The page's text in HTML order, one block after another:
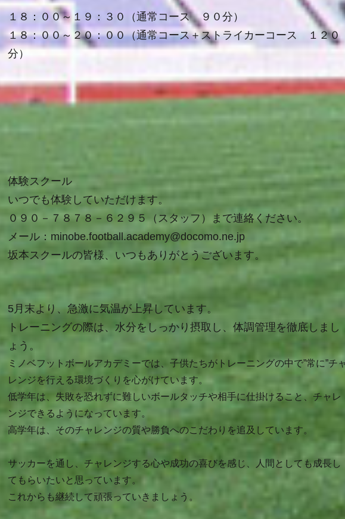
１８：００～１９：３０（通常コース ９０分）
１８：００～２０：００（通常コース＋ストライカーコース １２０
分）
体験スクール
いつでも体験していただけます。
０９０－７８７８－６２９５（スタッフ）まで連絡ください。
メール： minobe.football.academy@docomo.ne.jp
坂本スクールの皆様、いつもありがとうございます。
5月末より、急激に気温が上昇しています。
トレーニングの際は、水分をしっかり摂取し、体調管理を徹底しまし
ょう。
ミノベフットボールアカデミーでは、子供たちがトレーニングの中で”常に”チ
レンジを行える環境づくりを心がけています。
低学年は、失敗を恐れずに難しいボールタッチや相手に仕掛けること、チャレ
ンジできるようになっています。
高学年は、そのチャレンジの質や勝負へのこだわりを追及しています。
サッカーを通し、チャレンジする心や成功の喜びを感じ、人間としても成長し
てもらいたいと思っています。
これからも継続して頑張っていきましょう。